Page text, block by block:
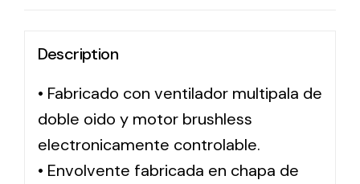
Description
• Fabricado con ventilador multipala de
doble oido y motor brushless
electronicamente controlable.
• Envolvente fabricada en chapa de